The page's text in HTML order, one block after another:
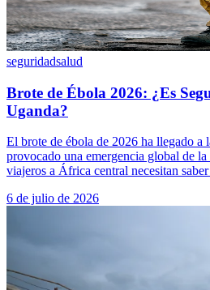
seguridadsalud
Brote de Ébola 2026: ¿Es
Uganda?
El brote de ébola de 2026 ha llegado a
provocado una emergencia global de
viajeros a África central necesitan
6 de julio de 2026